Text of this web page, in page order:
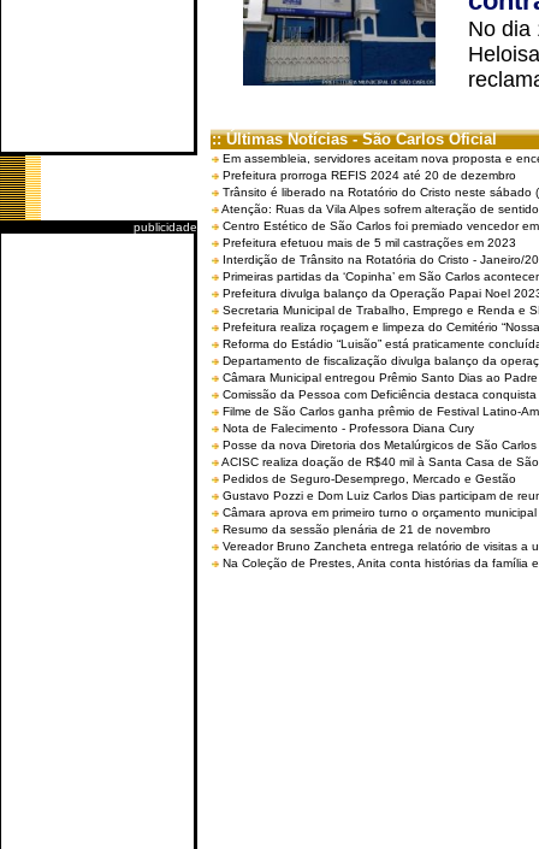
publicidade
No dia
:: Últimas Notícias - São Carlos Oficial
Em assembleia, servidores aceitam nova proposta e
Prefeitura prorroga REFIS 2024 até 20 de dezembro
Trânsito é liberado na Rotatório do Cristo neste sábado
Atenção: Ruas da Vila Alpes sofrem alteração de
Centro Estético de São Carlos foi premiado vencedor
Prefeitura efetuou mais de 5 mil castrações em 2023
Interdição de Trânsito na Rotatória do Cristo - Janeiro/
Primeiras partidas da ‘Copinha’ em São Carlos
Prefeitura divulga balanço da Operação Papai Noel
Secretaria Municipal de Trabalho, Emprego e Renda e
Prefeitura realiza roçagem e limpeza do Cemitério
Reforma do Estádio “Luisão” está praticamente
Departamento de fiscalização divulga balanço da
Câmara Municipal entregou Prêmio Santo Dias ao
Comissão da Pessoa com Deficiência destaca
Filme de São Carlos ganha prêmio de Festival Latino-
Nota de Falecimento - Professora Diana Cury
Posse da nova Diretoria dos Metalúrgicos de São
ACISC realiza doação de R$40 mil à Santa Casa de
Pedidos de Seguro-Desemprego, Mercado e Gestão
Gustavo Pozzi e Dom Luiz Carlos Dias participam de
Câmara aprova em primeiro turno o orçamento
Resumo da sessão plenária de 21 de novembro
Vereador Bruno Zancheta entrega relatório de visitas a
Na Coleção de Prestes, Anita conta histórias da família